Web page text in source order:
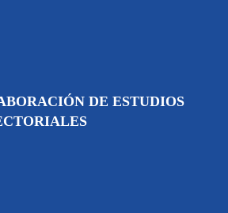
DE ESTUDIOS